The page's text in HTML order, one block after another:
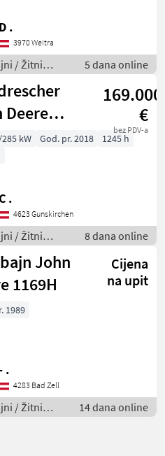
D .
3970 Weitra
/ Žitni
(kombajni
5 dana online
Deere
HM, SW
SW 722PF
169.000
€
bez PDV-a
kW God. pr. 2018
1245 h
.
4623 Gunskirchen
/ Žitni
(kombajni
8 dana online
John
1169H
Cijena
na upit
1989
.
4283 Bad Zell
/ Žitni
(kombajni
14 dana online